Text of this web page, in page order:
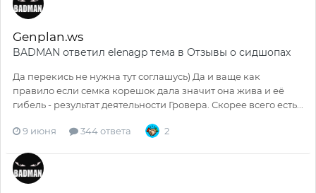
Genplan.ws
BADMAN ответил elenagp тема в Отзывы о сидшопах
Да перекись не нужна тут соглашусь) Да и ваще как
правило если семка корешок дала значит она жива и её
гибель - результат деятельности Гровера. Скорее всего есть...
9 июня 344 ответа 2